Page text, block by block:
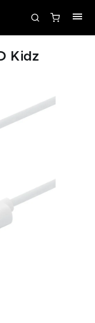
Kidz